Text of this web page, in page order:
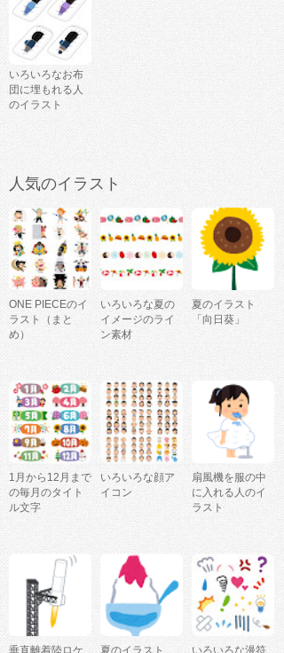
いろいろなお布
団に埋もれる人
のイラスト
人気のイラスト
ONE PIECEのイ
ラスト（まと
め）
いろいろな夏の
イメージのライ
ン素材
夏のイラスト
「向日葵」
1月から12月まで
の毎月のタイト
ル文字
いろいろな顔ア
イコン
扇風機を服の中
に入れる人のイ
ラスト